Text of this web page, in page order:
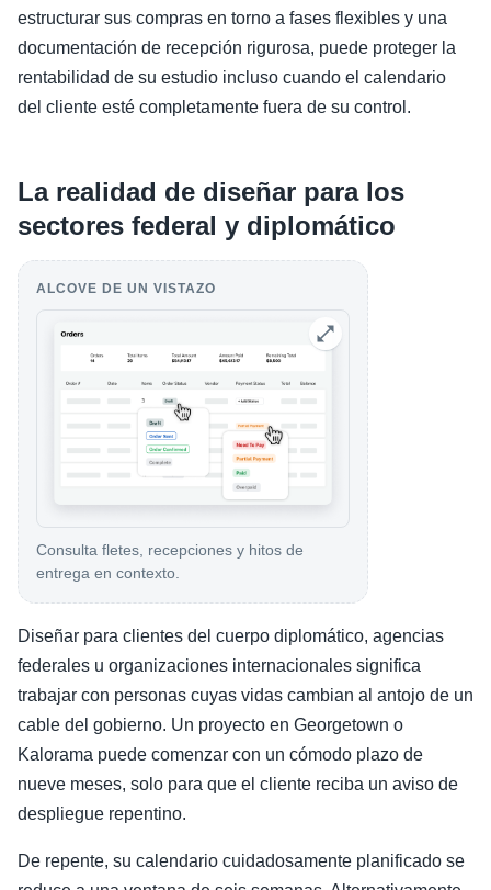
estructurar sus compras en torno a fases flexibles y una
documentación de recepción rigurosa, puede proteger la
rentabilidad de su estudio incluso cuando el calendario
del cliente esté completamente fuera de su control.
La realidad de diseñar para los
sectores federal y diplomático
ALCOVE DE UN VISTAZO
Consulta fletes, recepciones y hitos de
entrega en contexto.
Diseñar para clientes del cuerpo diplomático, agencias
federales u organizaciones internacionales significa
trabajar con personas cuyas vidas cambian al antojo de un
cable del gobierno. Un proyecto en Georgetown o
Kalorama puede comenzar con un cómodo plazo de
nueve meses, solo para que el cliente reciba un aviso de
despliegue repentino.
De repente, su calendario cuidadosamente planificado se